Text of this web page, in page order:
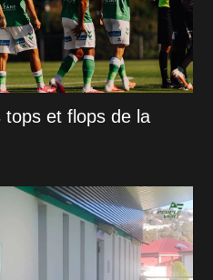
tops et flops de la